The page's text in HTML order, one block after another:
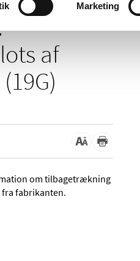
Marketing
af
om tilbagetrækning
fabrikanten.